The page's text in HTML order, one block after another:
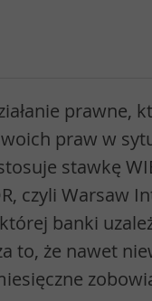
prawne,
praw w
stawkę
czyli Warsaw
banki
to, że nawet